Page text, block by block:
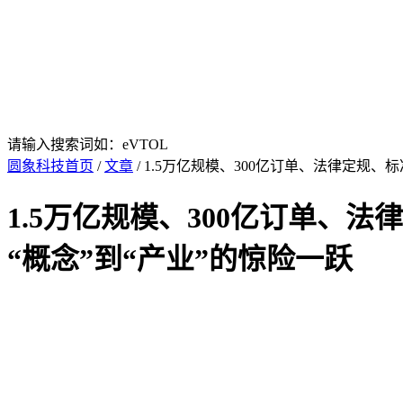
请输入搜索词如：eVTOL
圆象科技首页 /文章 / 1.5万亿规模、300亿订单、法律定规、
1.5万亿规模、300亿订单、
“概念”到“产业”的惊险一跃